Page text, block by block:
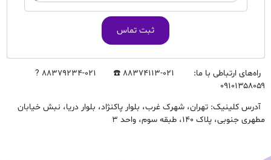
ثبت تماس
راه‌های ارتباطی با ما: ۰۲۱-۸۸۳۷۴۱۱۳ ☎️ ۰۲۱-۸۸۳۷۹۲۳۴ ?
۰۹۱۰۱۳۵۸۰۵۹
آدرس کلینیک: تهران، شهرک غرب، بلوار پاکنژاد، بلوار دریا، نبش خیابان
مطهری جنوبی، پلاک ۱۴۰، طبقه سوم، واحد ۳